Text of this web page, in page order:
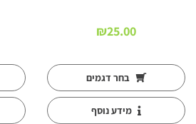
₪25.00
בחר דגמים
מידע נוסף